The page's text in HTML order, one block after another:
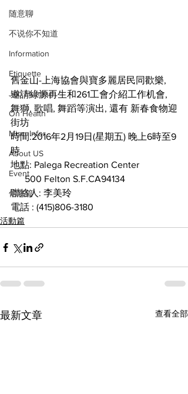
随意聊
不说你不知道
Information
Etiquette
Job Hunting
On Health
Misc. Infor
About US
Event
信息篇
舊金山-上海協會與寶多麗居民同歡樂,
邀請綠源再生和261工會介紹工作机會,
舞獅, 歌唱, 舞蹈等演出, 還有 新春食物迎
街坊
時間:2016年2月19日(星期五) 晚上6時至9
時
地點: Palega Recreation Center
500 Felton S.F.CA94134
聯絡人: 李美玲
電話 : (415)806-3180
活動篇
最新文章 查看全部